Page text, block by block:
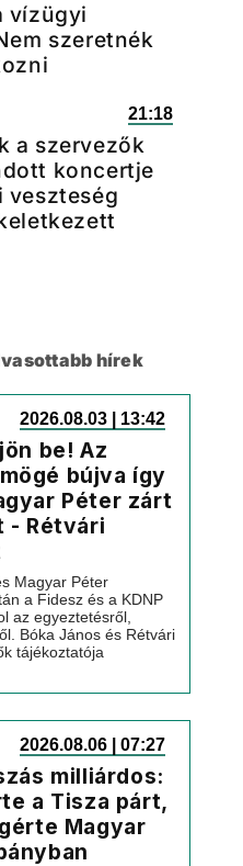
vízügyi
szeretnék
21:18
a szervezők
koncertje
veszteség
hírek
2026.08.03 | 13:42
be! Az
bújva így
Péter zárt
- Rétvári
Magyar Péter
a Fidesz és a KDNP
az egyeztetésről,
Bóka János és Rétvári
tájékoztatója
2026.08.06 | 07:27
milliárdos:
a Tisza párt,
Magyar